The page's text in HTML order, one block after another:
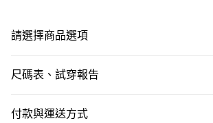
請選擇商品選項
尺碼表、試穿報告
付款與運送方式